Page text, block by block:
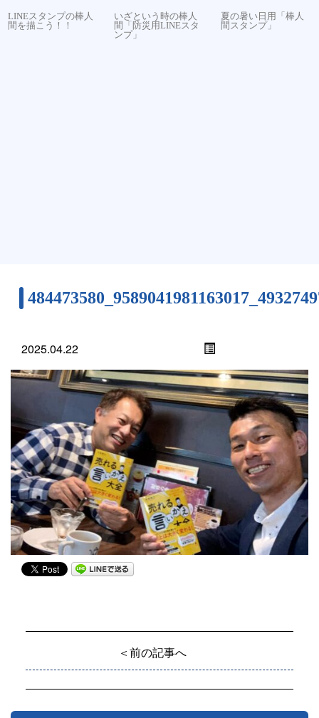
LINEスタンプの棒人
間を描こう！！
いざという時の棒人
間「防災用LINEスタ
ンプ」
夏の暑い日用「棒人
間スタンプ」
2025.04.22
＜前の記事へ